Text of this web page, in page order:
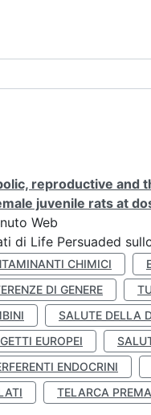
reproductive and
juvenile rats at
Web
di Life Persuaded
CHIMICI
DI GENERE
SALUTE DELLA
EUROPEI
ENDOCRINI
TELARCA